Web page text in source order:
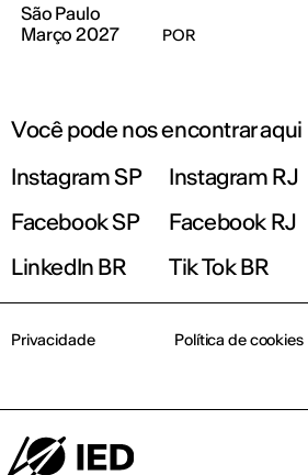
São Paulo
Março 2027
POR
Você pode nos encontrar aqui
Instagram SP
Instagram RJ
Facebook SP
Facebook RJ
LinkedIn BR
Tik Tok BR
Privacidade Política de cookies